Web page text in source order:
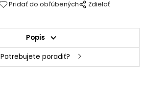
Pridať do obľúbených Zdielať
Popis
Potrebujete poradiť?